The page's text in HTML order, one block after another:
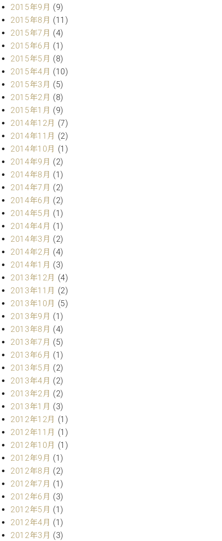
調
師
紹
介
調
律
料
表
お
問
い
合
せ
尾山調律師のブ
ログ Die
Musikgasse（音
楽の小道）
2015年9月 (9)
2015年8月 (11)
2015年7月 (4)
2015年6月 (1)
2015年5月 (8)
2015年4月 (10)
2015年3月 (5)
2015年2月 (8)
2015年1月 (9)
2014年12月 (7)
2014年11月 (2)
2014年10月 (1)
2014年9月 (2)
2014年8月 (1)
2014年7月 (2)
2014年6月 (2)
2014年5月 (1)
2014年4月 (1)
2014年3月 (2)
2014年2月 (4)
2014年1月 (3)
2013年12月 (4)
2013年11月 (2)
2013年10月 (5)
2013年9月 (1)
2013年8月 (4)
2013年7月 (5)
2013年6月 (1)
2013年5月 (2)
2013年4月 (2)
2013年2月 (2)
2013年1月 (3)
2012年12月 (1)
2012年11月 (1)
2012年10月 (1)
2012年9月 (1)
2012年8月 (2)
2012年7月 (1)
2012年6月 (3)
2012年5月 (1)
2012年4月 (1)
2012年3月 (3)